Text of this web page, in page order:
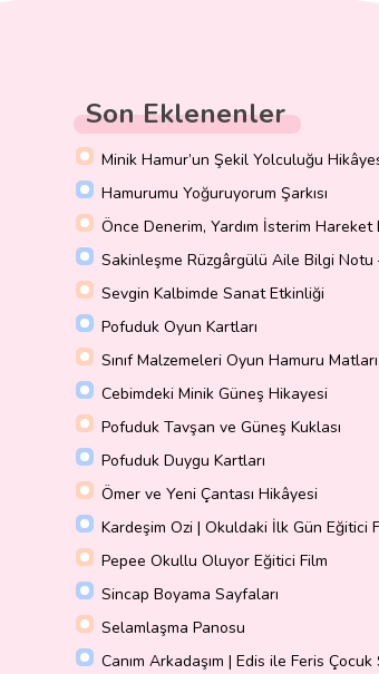
Son Eklenenler
Minik Hamur’un Şekil Yolculuğu
Hamurumu Yoğuruyorum Şarkısı
Önce Denerim, Yardım İsterim Hareket
Sakinleşme Rüzgârgülü Aile Bilgi Notu
Sevgin Kalbimde Sanat Etkinliği
Pofuduk Oyun Kartları
Sınıf Malzemeleri Oyun Hamuru Matları
Cebimdeki Minik Güneş Hikayesi
Pofuduk Tavşan ve Güneş Kuklası
Pofuduk Duygu Kartları
Ömer ve Yeni Çantası Hikâyesi
Kardeşim Ozi | Okuldaki İlk Gün Eğitici
Pepee Okullu Oluyor Eğitici Film
Sincap Boyama Sayfaları
Selamlaşma Panosu
Canım Arkadaşım | Edis ile Feris Çocuk